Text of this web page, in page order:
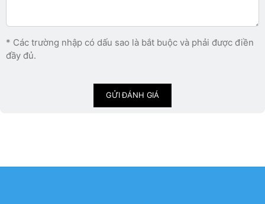
* Các trường nhập có dấu sao là bắt buộc và phải được điền
đầy đủ.
GỬI ĐÁNH GIÁ